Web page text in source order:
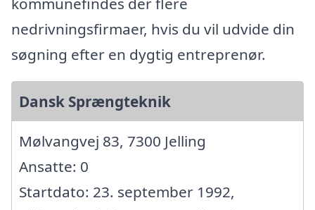
nedrivningsfirmaer, hvis du vil udvide din
søgning efter en dygtig entreprenør.
Dansk Sprængteknik
Mølvangvej 83, 7300 Jelling
Ansatte: 0
Startdato: 23. september 1992,